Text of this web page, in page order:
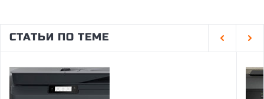
ОПТИЧЕСКИХ ТРАНСИВЕРОВ
ANTHROPIC ЗАКЛЮЧАЕТ СОГЛАШЕНИЕ НА $10 МЛРД С
ОБЛАЧНЫМ СТАРТАПОМ VOLTA
05.08.2026
СТАТЬИ ПО ТЕМЕ